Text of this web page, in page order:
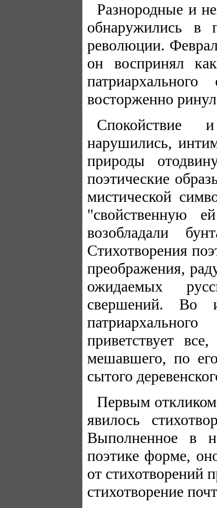
Разнородные и
обнаружились в
революции.
он воспринял
восторженно
Спокойствие
нарушились,
природы
поэтические
мистической
"свойственную
возобладали
Стихотворения
преображения,
ожидаемых
свершений. Во
приветствует
мешавшего, по
сытого
Первым
явилось
Выполненное в
поэтике форме,
от стихотворений
стихотворение